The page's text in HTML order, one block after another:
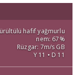
hafif yağmurlu
nem: 67%
Rüzgar: 7m/s GB
Y 11 • D 11